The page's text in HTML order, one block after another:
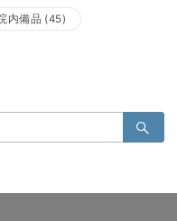
内備品 (45)